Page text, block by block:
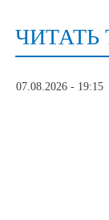
ЧИТАТЬ
07.08.2026 - 19:15